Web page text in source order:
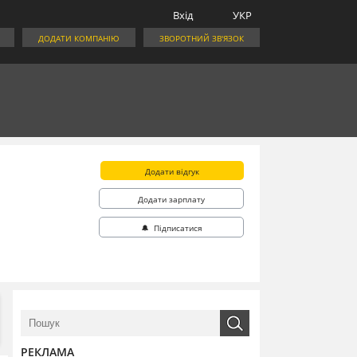
УКР
Вхід
ЗВОРОТНИЙ ЗВ'ЯЗОК
ДОДАТИ КОМПАНІЮ
Додати відгук
Додати зарплату
🔔 Підписатися
РЕКЛАМА